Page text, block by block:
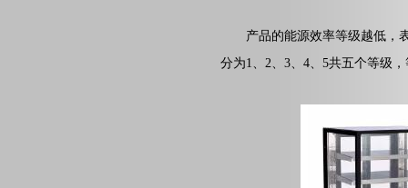
产品的能源效率等级越低，
分为1、2、3、4、5共五个等级